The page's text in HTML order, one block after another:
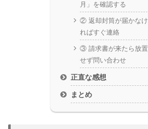
月」を確認する
② 返却封筒が届かなけ
ればすぐ連絡
③ 請求書が来たら放置
せず問い合わせ
正直な感想
まとめ